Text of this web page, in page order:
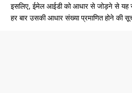
इसलिए, ईमेल आईडी को आधार से जोड़ने से यह
हर बार उसकी आधार संख्या प्रमाणित होने की